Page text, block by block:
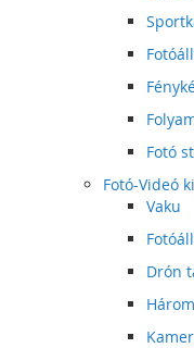
Fotó
Fotó-Videó
Vaku
Drón